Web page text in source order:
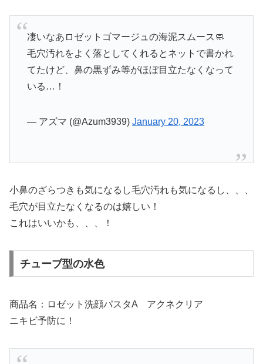
凄いなあロゼットゴマージュの海泥スムース🧼
毛穴汚れをよく落としてくれるとネットで書かれ
てたけど、鼻の黒ずみ等がほぼ目立たなくなって
いる…！
— アズマ (@Azum3939) January 20, 2023
小鼻のざらつきも気になるし毛穴汚れも気になるし、、、
毛穴が目立たなくなるのは嬉しい！
これはいいかも、、、！
チューブ型の水色
商品名：ロゼット洗顔パスタA アクネクリア
ニキビ予防に！